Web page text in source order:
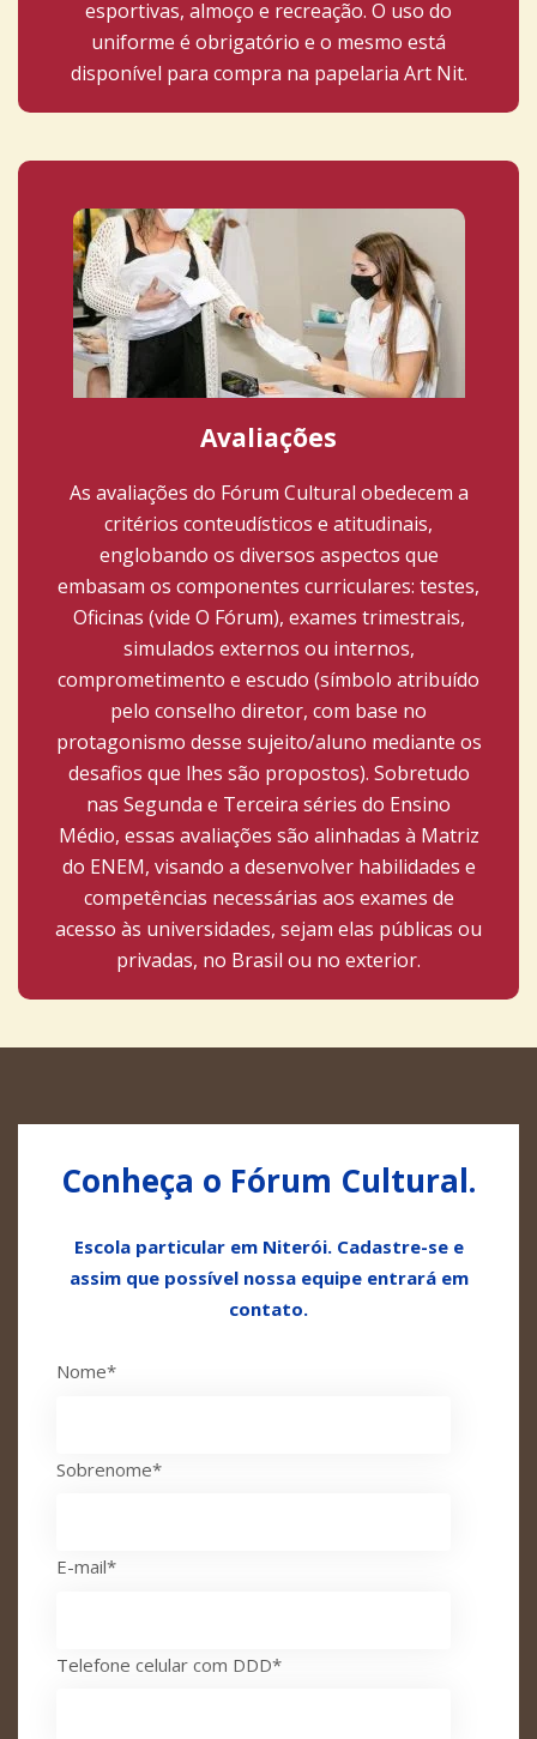
esportivas, almoço e recreação. O uso do
uniforme é obrigatório e o mesmo está
disponível para compra na papelaria Art Nit.
Avaliações
As avaliações do Fórum Cultural obedecem a
critérios conteudísticos e atitudinais,
englobando os diversos aspectos que
embasam os componentes curriculares: testes,
Oficinas (vide O Fórum), exames trimestrais,
simulados externos ou internos,
comprometimento e escudo (símbolo atribuído
pelo conselho diretor, com base no
protagonismo desse sujeito/aluno mediante os
desafios que lhes são propostos). Sobretudo
nas Segunda e Terceira séries do Ensino
Médio, essas avaliações são alinhadas à Matriz
do ENEM, visando a desenvolver habilidades e
competências necessárias aos exames de
acesso às universidades, sejam elas públicas ou
privadas, no Brasil ou no exterior.
Conheça o Fórum Cultural.
Escola particular em Niterói. Cadastre-se e
assim que possível nossa equipe entrará em
contato.
Nome*
Sobrenome*
E-mail*
Telefone celular com DDD*